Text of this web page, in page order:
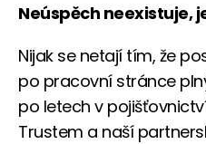
Neúspěch neexistuje,
Nijak se netají tím, že
po pracovní stránce
po letech v
Trustem a naší